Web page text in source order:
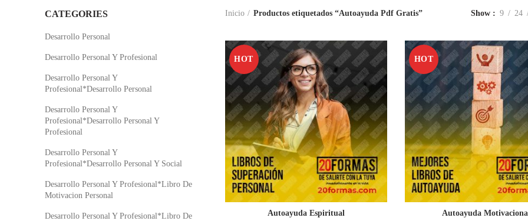
Inicio Productos etiquetados “Autoayuda Pdf Gratis” Show 9 24
HOT
Autoayuda Espiritual
HOT
Autoayuda
CATEGORIES
Desarrollo Personal
Desarrollo Personal Y Profesional
Desarrollo Personal Y
Profesional*Desarrollo Personal
Desarrollo Personal Y
Profesional*Desarrollo Personal Y
Profesional
Desarrollo Personal Y
Profesional*Desarrollo Personal Y Social
Desarrollo Personal Y Profesional*Libro De
Motivacion Personal
Desarrollo Personal Y Profesional*Libro De